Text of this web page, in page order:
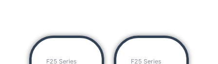
F25 Series F25 Series